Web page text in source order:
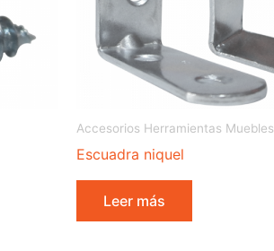
Accesorios Herramientas Muebles
Escuadra niquel
Leer más